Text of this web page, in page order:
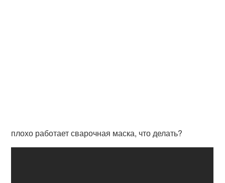
плохо работает сварочная маска, что делать?